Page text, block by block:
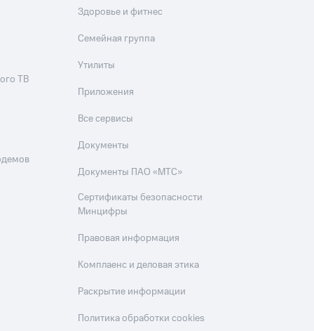
ТВ
Здоровье и фитнес
Семейная группа
Утилиты
Приложения
Все сервисы
Документы
Документы ПАО «МТС»
Сертификаты безопасности
Минцифры
Правовая информация
Комплаенс и деловая этика
Раскрытие информации
Политика обработки cookies